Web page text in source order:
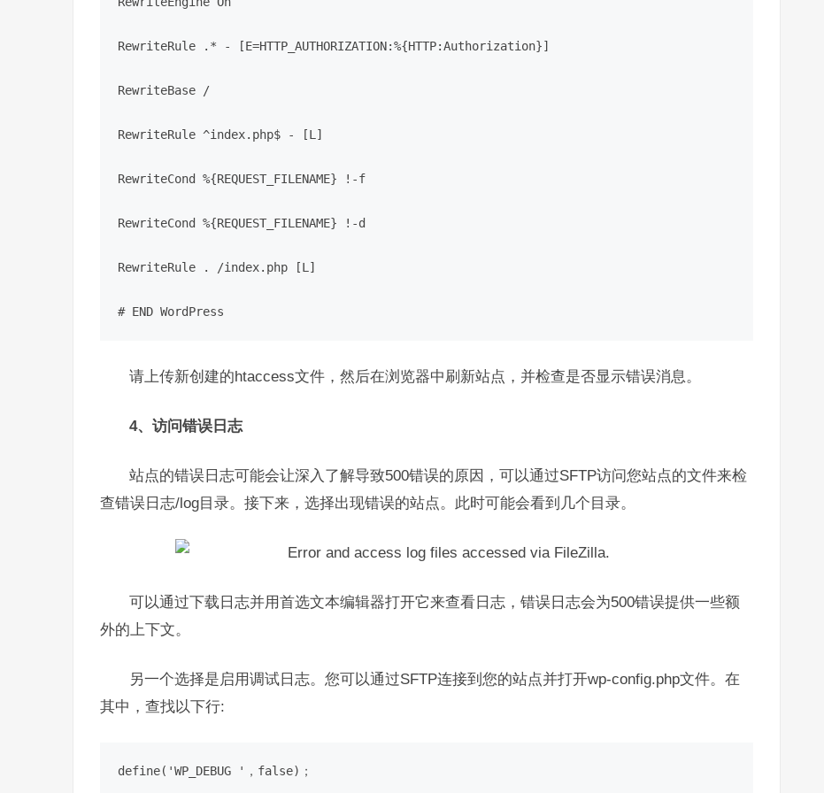
RewriteRule .* - [E=HTTP_AUTHORIZATION:%{HTTP:Authorization}]
RewriteBase /
RewriteRule ^index.php$ - [L]
RewriteCond %{REQUEST_FILENAME} !-f
RewriteCond %{REQUEST_FILENAME} !-d
RewriteRule . /index.php [L]
# END WordPress
请上传新创建的htaccess文件 ，然后在浏览器中刷新站点，并检查是否显示错误消息。
4、访问错误日志
站点的错误日志可能会让深入了解导致500错误的原因， 可以通过SFTP访问您站点的文件来检
查错误日志/log目录。接下来，选择出现错误的站点。此时可能会看到几个目录。
可以通过下载日志并用首选文本编辑器打开它来查看日志，错误日志会为500错误提供一些额
外的上下文。
另一个选择是 启用调试日志。您可以通过SFTP连接到您的站点并打开wp-config.php文件。在
其中，查找以下行:
define('WP_DEBUG '，false)；